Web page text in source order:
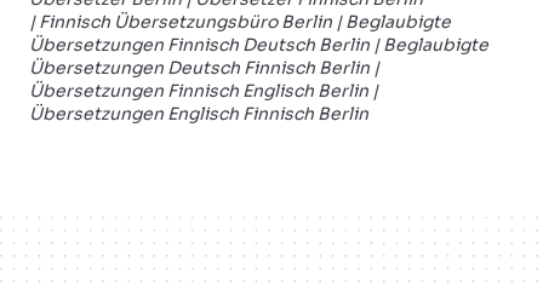
|Finnisch Übersetzungsbüro Berlin | Beglaubigte
Übersetzungen Finnisch Deutsch Berlin | Beglaubigte
Übersetzungen Deutsch Finnisch Berlin |
Übersetzungen Finnisch Englisch Berlin |
Übersetzungen Englisch Finnisch Berlin